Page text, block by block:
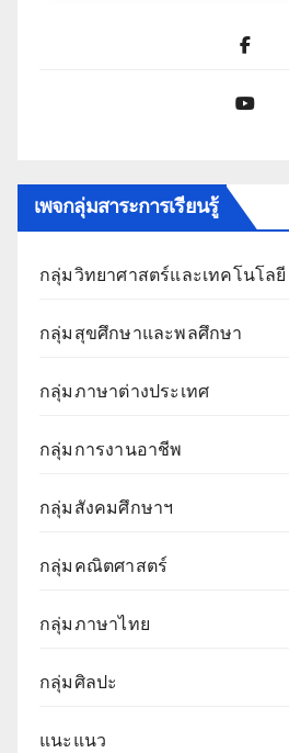
เพจกลุ่มสาระการเรียนรู้
กลุ่มวิทยาศาสตร์และเทคโนโลยี
กลุ่มสุขศึกษาและพลศึกษา
กลุ่มภาษาต่างประเทศ
กลุ่มการงานอาชีพ
กลุ่มสังคมศึกษาฯ
กลุ่มคณิตศาสตร์
กลุ่มภาษาไทย
กลุ่มศิลปะ
แนะแนว